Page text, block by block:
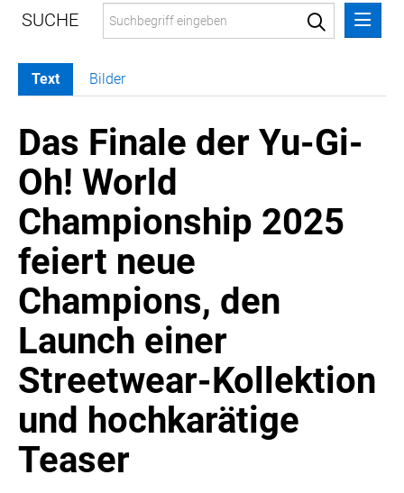
MELDUNGEN
SWORDFISH
AURA
AWOL VISION
BESTATTUNG HIMMELBLAU
CARRERA
EORA
OPTIMUM NUTRITION
PROF. GEORGE BIRKMAYER NADH
PUSTEFIX
META COMMUNICATION
REVELL
SONOS DE
Text Bilder
Das Finale der Yu-Gi-
Oh! World
Championship 2025
feiert neue
Champions, den
Launch einer
Streetwear-Kollektion
und hochkarätige
Teaser